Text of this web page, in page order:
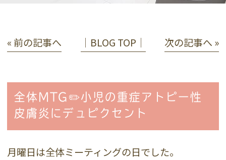
« 前の記事へ │BLOG TOP│ 次の記事へ »
全体MTG✏️小児の重症アトピー性
皮膚炎にデュピクセント
月曜日は全体ミーティングの日でした。